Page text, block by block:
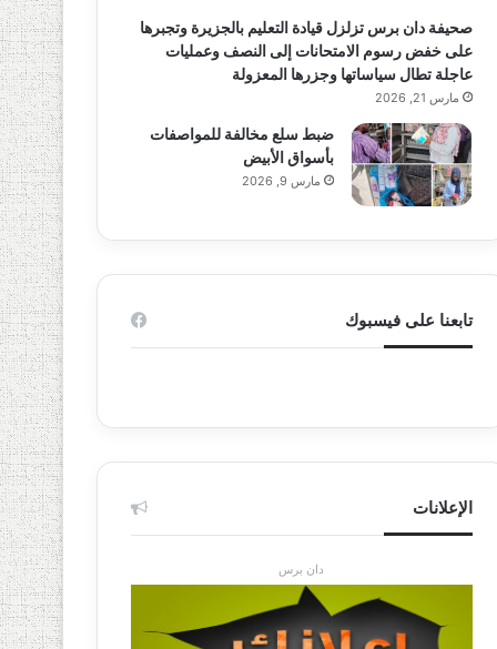
صحيفة دان برس تزلزل قيادة التعليم بالجزيرة وتجبرها
على خفض رسوم الامتحانات إلى النصف وعمليات
عاجلة تطال سياساتها وجزرها المعزولة
مارس 21, 2026
ضبط سلع مخالفة للمواصفات
بأسواق الأبيض
مارس 9, 2026
تابعنا على فيسبوك
الإعلانات
دان برس